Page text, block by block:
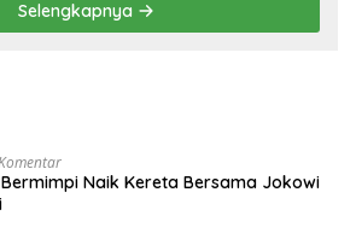
Selengkapnya
Bermimpi Naik Kereta Bersama Jokowi